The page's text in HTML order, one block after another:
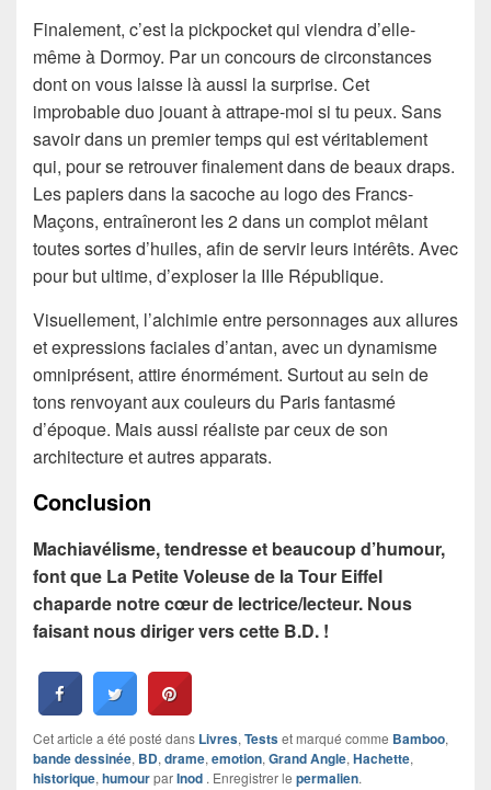
Finalement, c’est la pickpocket qui viendra d’elle-
même à Dormoy. Par un concours de circonstances
dont on vous laisse là aussi la surprise. Cet
improbable duo jouant à attrape-moi si tu peux. Sans
savoir dans un premier temps qui est véritablement
qui, pour se retrouver finalement dans de beaux draps.
Les papiers dans la sacoche au logo des Francs-
Maçons, entraîneront les 2 dans un complot mêlant
toutes sortes d’huiles, afin de servir leurs intérêts. Avec
pour but ultime, d’exploser la IIIe République.
Visuellement, l’alchimie entre personnages aux allures
et expressions faciales d’antan, avec un dynamisme
omniprésent, attire énormément. Surtout au sein de
tons renvoyant aux couleurs du Paris fantasmé
d’époque. Mais aussi réaliste par ceux de son
architecture et autres apparats.
Conclusion
Machiavélisme, tendresse et beaucoup d’humour,
font que La Petite Voleuse de la Tour Eiffel
chaparde notre cœur de lectrice/lecteur. Nous
faisant nous diriger vers cette B.D. !
Cet article a été posté dans Livres,Testset marqué comme Bamboo,
bande dessinée, BD,drame,emotion,Grand Angle,Hachette,
historique,humourparInod . Enregistrer le permalien.